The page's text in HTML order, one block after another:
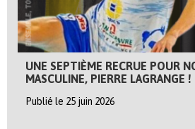
UNE SEPTIÈME RECRUE POUR
MASCULINE, PIERRE LAGRANGE !
Publié le 25 juin 2026